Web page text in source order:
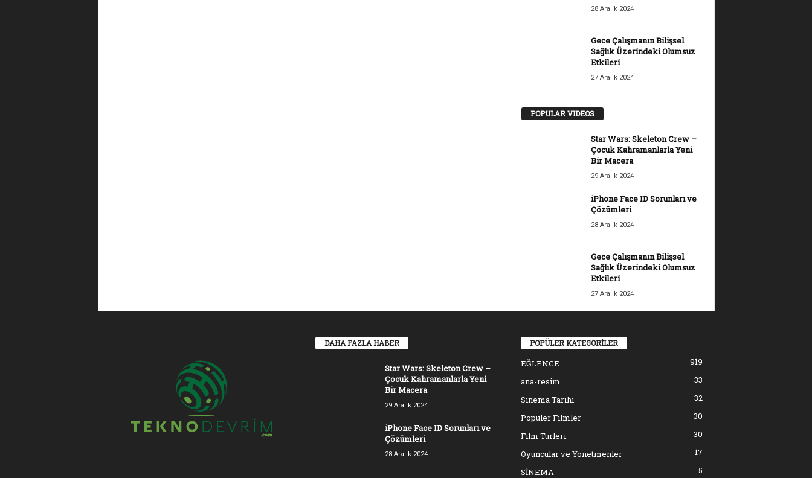
28 Aralık 2024
Gece Çalışmanın Bilişsel
Sağlık Üzerindeki Olumsuz
Etkileri
27 Aralık 2024
POPULAR VIDEOS
Star Wars: Skeleton Crew –
Çocuk Kahramanlarla Yeni
Bir Macera
29 Aralık 2024
iPhone Face ID Sorunları ve
Çözümleri
28 Aralık 2024
Gece Çalışmanın Bilişsel
Sağlık Üzerindeki Olumsuz
Etkileri
27 Aralık 2024
DAHA FAZLA HABER
Star Wars: Skeleton Crew –
Çocuk Kahramanlarla Yeni
Bir Macera
29 Aralık 2024
iPhone Face ID Sorunları ve
Çözümleri
28 Aralık 2024
POPÜLER KATEGORİLER
EĞLENCE
919
ana-resim
33
Sinema Tarihi
32
Popüler Filmler
30
Film Türleri
30
Oyuncular ve Yönetmenler
17
SİNEMA
5